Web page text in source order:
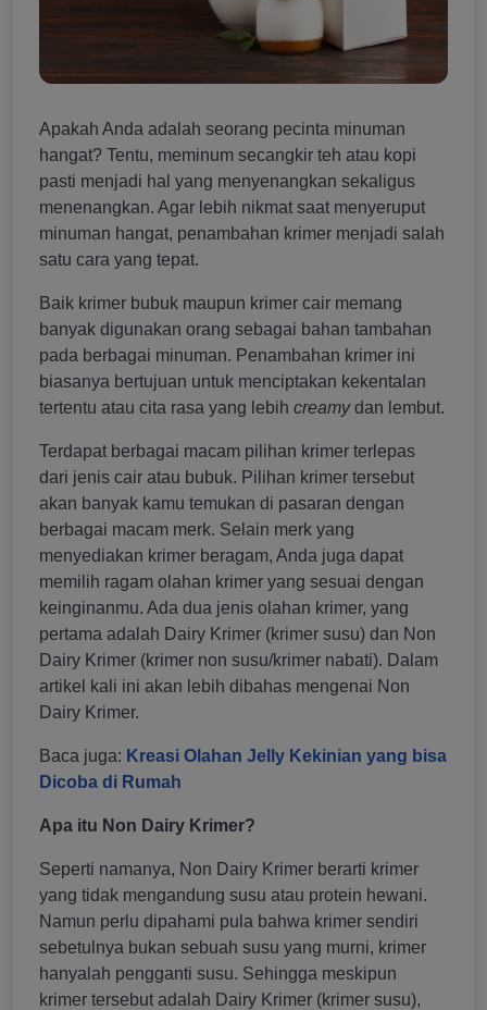
Apakah Anda adalah seorang pecinta minuman
hangat? Tentu, meminum secangkir teh atau kopi
pasti menjadi hal yang menyenangkan sekaligus
menenangkan. Agar lebih nikmat saat menyeruput
minuman hangat, penambahan krimer menjadi salah
satu cara yang tepat.
Baik krimer bubuk maupun krimer cair memang
banyak digunakan orang sebagai bahan tambahan
pada berbagai minuman. Penambahan krimer ini
biasanya bertujuan untuk menciptakan kekentalan
tertentu atau cita rasa yang lebih creamydan lembut.
Terdapat berbagai macam pilihan krimer terlepas
dari jenis cair atau bubuk. Pilihan krimer tersebut
akan banyak kamu temukan di pasaran dengan
berbagai macam merk. Selain merk yang
menyediakan krimer beragam, Anda juga dapat
memilih ragam olahan krimer yang sesuai dengan
keinginanmu. Ada dua jenis olahan krimer, yang
pertama adalah Dairy Krimer (krimer susu) dan Non
Dairy Krimer (krimer non susu/krimer nabati). Dalam
artikel kali ini akan lebih dibahas mengenai Non
Dairy Krimer.
Baca juga: Kreasi Olahan Jelly Kekinian yang bisa
Dicoba di Rumah
Apa itu Non Dairy Krimer?
Seperti namanya, Non Dairy Krimer berarti krimer
yang tidak mengandung susu atau protein hewani.
Namun perlu dipahami pula bahwa krimer sendiri
sebetulnya bukan sebuah susu yang murni, krimer
hanyalah pengganti susu. Sehingga meskipun
krimer tersebut adalah Dairy Krimer (krimer susu),